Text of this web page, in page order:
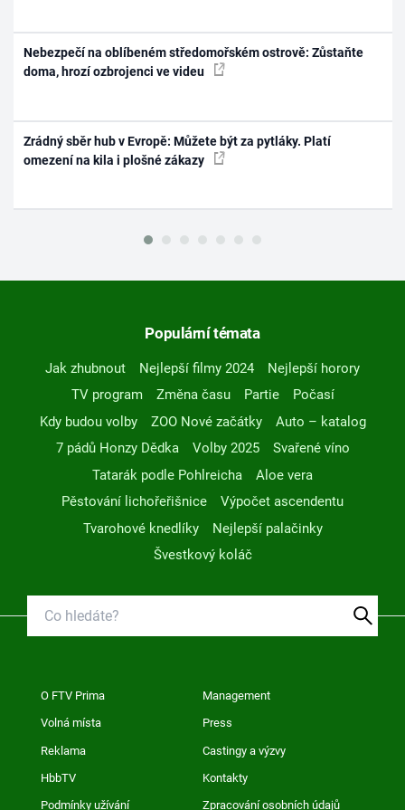
Nebezpečí na oblíbeném středomořském ostrově: Zůstaňte
doma, hrozí ozbrojenci ve videu
Zrádný sběr hub v Evropě: Můžete být za pytláky. Platí
omezení na kila i plošné zákazy
Populární témata
Jak zhubnout Nejlepší filmy 2024
Nejlepší horory
TV program
Změna času Partie
Počasí
Kdy budou volby
ZOO Nové začátky
Auto – katalog
7 pádů Honzy Dědka
Volby 2025
Svařené víno
Tatarák podle Pohlreicha
Aloe vera
Pěstování lichořeřišnice
Výpočet ascendentu
Tvarohové knedlíky
Nejlepší palačinky
Švestkový koláč
O FTV Prima Management
Volná místa Press
Reklama Castingy a výzvy
HbbTV Kontakty
Podmínky užívání Zpracování osobních údajů